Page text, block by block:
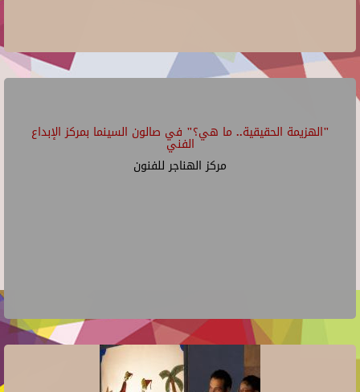
"الهزيمة الحقيقية.. ما هي؟" في صالون السينما بمركز الإبداع
الفني
مركز الهناجر للفنون